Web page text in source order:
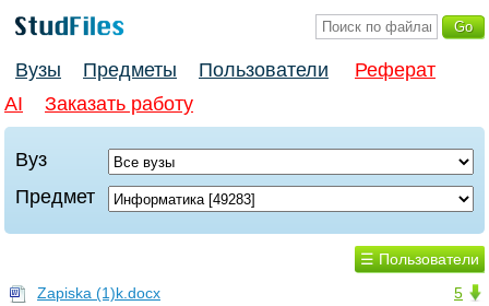
Вузы Предметы Пользователи
Реферат
AI
Заказать работу
Вуз
Предмет
☰ Пользователи
5
Zapiska (1)k.docx